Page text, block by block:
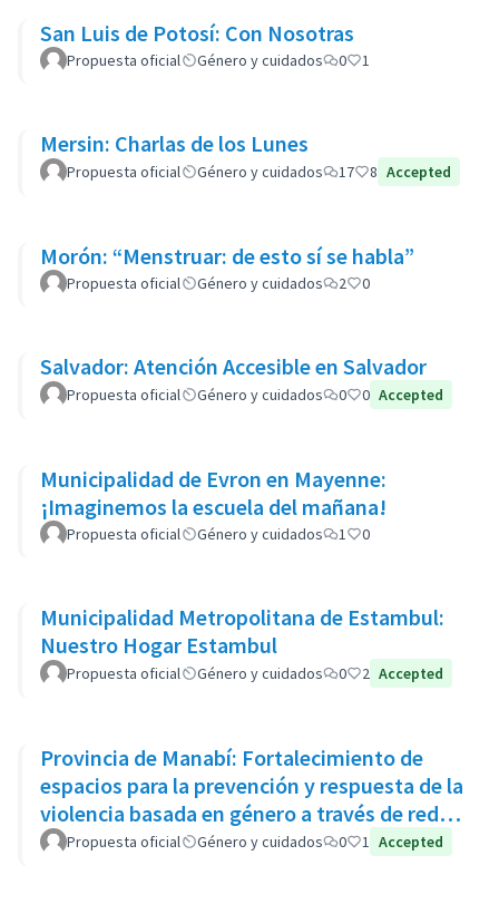
San Luis de Potosí: Con Nosotras
Propuesta oficial Género y cuidados 0 1
Mersin: Charlas de los Lunes
Propuesta oficial Género y cuidados 17 8 Accepted
Morón: “Menstruar: de esto sí se habla”
Propuesta oficial Género y cuidados 2 0
Salvador: Atención Accesible en Salvador
Propuesta oficial Género y cuidados 0 0 Accepted
Municipalidad de Evron en Mayenne:
¡Imaginemos la escuela del mañana!
Propuesta oficial Género y cuidados 1 0
Municipalidad Metropolitana de Estambul:
Nuestro Hogar Estambul
Propuesta oficial Género y cuidados 0 2 Accepted
Provincia de Manabí: Fortalecimiento de
espacios para la prevención y respuesta de la
violencia basada en género a través de redes
de apoyo
Propuesta oficial Género y cuidados 0 1 Accepted